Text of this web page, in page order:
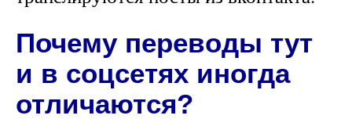
Почему переводы тут
и в соцсетях иногда
отличаются?